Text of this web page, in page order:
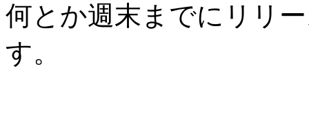
何とか週末までにリリ
す。